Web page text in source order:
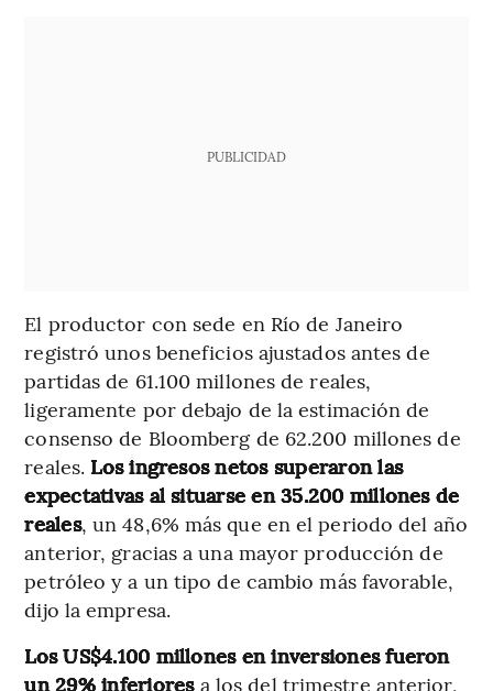
PUBLICIDAD
El productor con sede en Río de Janeiro
registró unos beneficios ajustados antes de
partidas de 61.100 millones de reales,
ligeramente por debajo de la estimación de
consenso de Bloomberg de 62.200 millones de
reales. Los ingresos netos superaron las
expectativas al situarse en 35.200 millones de
reales, un 48,6% más que en el periodo del año
anterior, gracias a una mayor producción de
petróleo y a un tipo de cambio más favorable,
dijo la empresa.
Los US$4.100 millones en inversiones fueron
un 29% inferiores a los del trimestre anterior,